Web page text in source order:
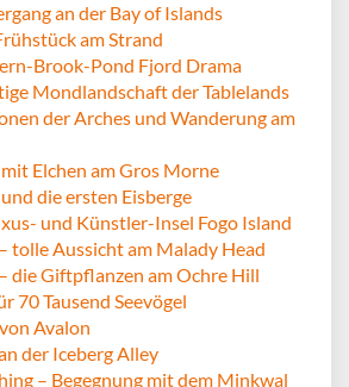
an der Bay of Islands
am Strand
Brook-Pond Fjord Drama
Mondlandschaft der Tablelands
der Arches und Wanderung am
Elchen am Gros Morne
die ersten Eisberge
und Künstler-Insel Fogo Island
tolle Aussicht am Malady Head
die Giftpflanzen am Ochre Hill
70 Tausend Seevögel
Avalon
der Iceberg Alley
– Begegnung mit dem Minkwal